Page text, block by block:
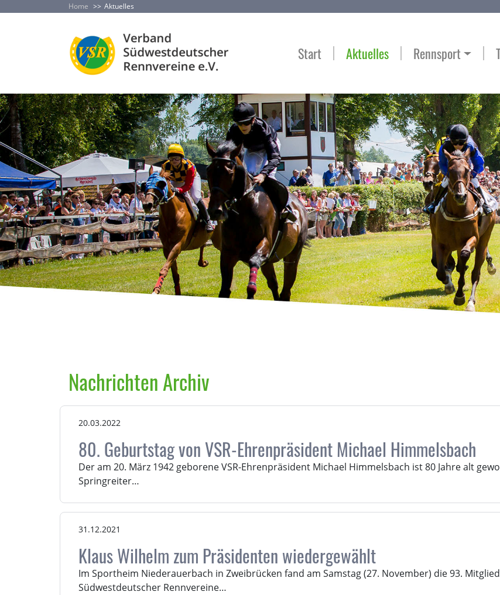
Home Aktuelles
Start Aktuelles Rennsport
Nachrichten Archiv
20.03.2022
80. Geburtstag von VSR-Ehrenpräsident Michael Himmelsbach
Der am 20. März 1942 geborene VSR-Ehrenpräsident Michael Himmelsbach ist 80 Jahre alt
Springreiter…
31.12.2021
Klaus Wilhelm zum Präsidenten wiedergewählt
Im Sportheim Niederauerbach in Zweibrücken fand am Samstag (27. November) die 93.
Südwestdeutscher Rennvereine…